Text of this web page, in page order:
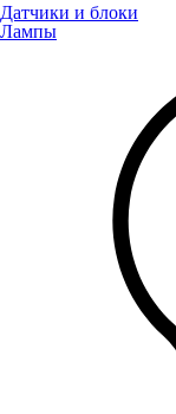
Датчики и блоки
Лампы